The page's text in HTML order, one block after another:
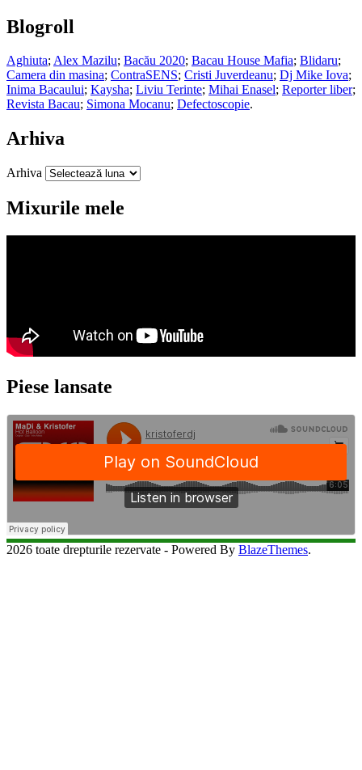
Blogroll
Aghiuta;Alex Mazilu; Bacău 2020; Bacau House Mafia; Blidaru;
Camera din masina; ContraSENS; Cristi Juverdeanu; Dj Mike Iova;
Inima Bacaului; Kaysha; Liviu Terinte; Mihai Enasel; Reporter liber;
Revista Bacau; Simona Mocanu; Defectoscopie.
Arhiva
Arhiva
Mixurile mele
Piese lansate
2026 toate drepturile rezervate - Powered By BlazeThemes.